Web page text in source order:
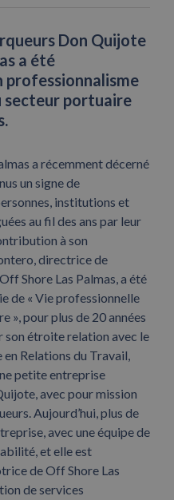
Don Quijote
a été
professionnalisme
secteur portuaire
a récemment décerné
un signe de
institutions et
au fil des ans par leur
à son
directrice de
Shore Las Palmas, a été
de « Vie professionnelle
», pour plus de 20 années
son étroite relation avec le
Relations du Travail,
petite entreprise
avec pour mission
Aujourd’hui, plus de
avec une équipe de
et elle est
de Off Shore Las
de services